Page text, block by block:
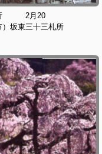
所 2月20
東三十三札所